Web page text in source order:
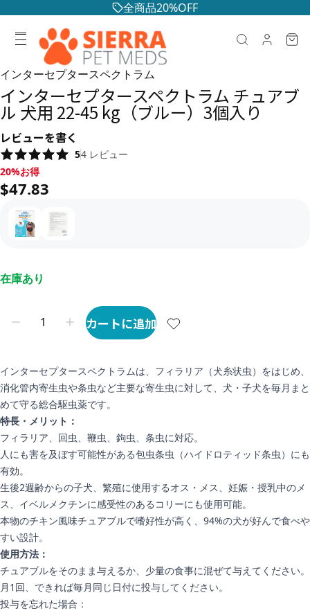
全商品20%OFF
インターセプタースペクトラム
インターセプタースペクトラム チュアブ
ル 犬用 22-45 kg（ブルー）3個入り
レビューを書く
54 レビュー
20%お得, $47.83
20%お得
$47.83
在庫あり
カートに追加
インターセプタースペクトラムは、フィラリア（犬糸状虫）をはじめ、
消化管内寄生虫や条虫など主要な寄生虫に対して、犬・子犬を毎月まと
めて守る総合駆虫薬です。
特長・メリット：
フィラリア、回虫、鞭虫、鉤虫、条虫に対応。
人にも害を及ぼす可能性がある包虫条虫（ハイドロティッド条虫）にも
有効。
生後2週齢からの子犬、繁殖に使用するオス・メス、妊娠・授乳中のメ
ス、イベルメクチンに感受性のあるコリーにも使用可能。
本物のチキン風味チュアブルで嗜好性が高く、94%の犬が好んで食べや
すい設計。
使用方法：
チュアブルをそのまま与えるか、少量の食事に混ぜて与えてください。
月1回、できれば毎月同じ日付に投与してください。
投与を忘れた場合：